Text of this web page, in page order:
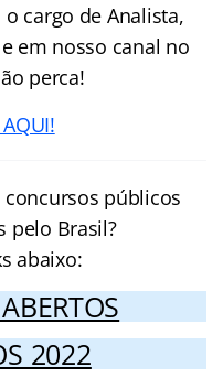
cargo de Analista,
em nosso canal no
perca!
públicos
pelo Brasil?
abaixo:
2022